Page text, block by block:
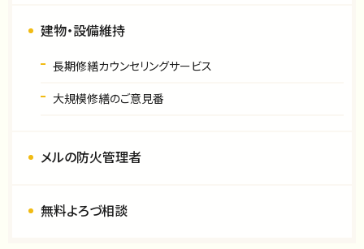
建物・設備維持
長期修繕カウンセリングサービス
大規模修繕のご意見番
メルの防火管理者
無料よろづ相談